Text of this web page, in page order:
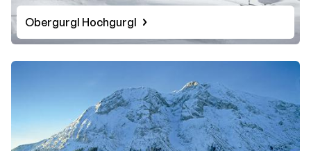
Obergurgl Hochgurgl